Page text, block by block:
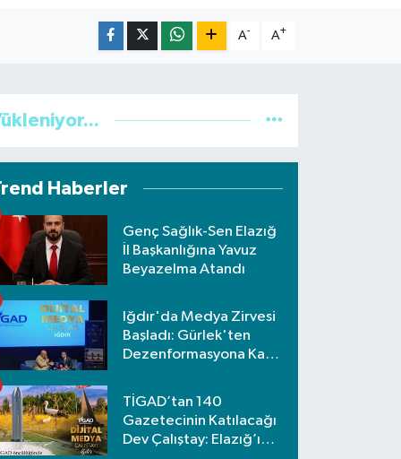
A- A+
Haberler
Genç Sağlık-Sen Elazığ
İl Başkanlığına Yavuz
Beyazelma Atandı
Iğdır'da Medya Zirvesi
Başladı: Gürlek'ten
Dezenformasyona Karşı
TİGAD’tan 140
Gazetecinin Katılacağı
Dev Çalıştay: Elazığ’ı